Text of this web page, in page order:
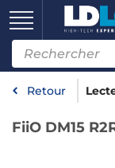
Retour
FiiO DM15